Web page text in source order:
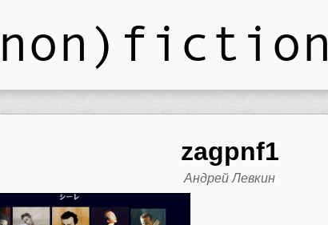
zagpnf1
Андрей Левкин